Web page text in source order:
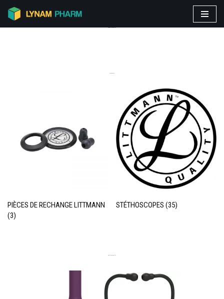
Aller
PIÈCES DE RECHANGE LITTMANN
(3)
STÉTHOSCOPES(35)